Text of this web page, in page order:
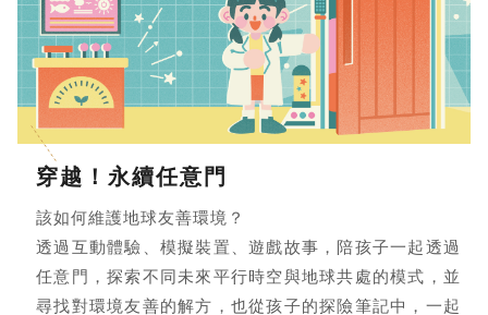
穿越！永續任意門
該如何維護地球友善環境？
透過互動體驗、模擬裝置、遊戲故事，陪孩子一起透過
任意門，探索不同未來平⾏時空與地球共處的模式，並
尋找對環境友善的解方，也從孩子的探險筆記中，一起